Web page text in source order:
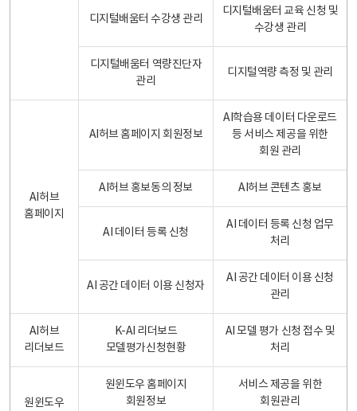
디지털배움터 수강생 관리
디지털배움터 교육 신청 및
수강생 관리
디지털배움터 역량진단자
관리
디지털역량 측정 및 관리
AI허브
홈페이지
AI허브 홈페이지 회원정보
AI학습용 데이터 다운로드
등 서비스 제공을 위한
회원 관리
AI허브 홍보동의 정보 AI허브 콘텐츠 홍보
AI 데이터 등록 신청
AI 데이터 등록 신청 업무
처리
AI 공간 데이터 이용 신청자
AI 공간 데이터 이용 신청
관리
AI허브
리더보드
K-AI 리더보드
모델평가신청현황
AI 모델 평가 신청 접수 및
처리
원윈도우
원윈도우 홈페이지
회원정보
서비스 제공을 위한
회원관리